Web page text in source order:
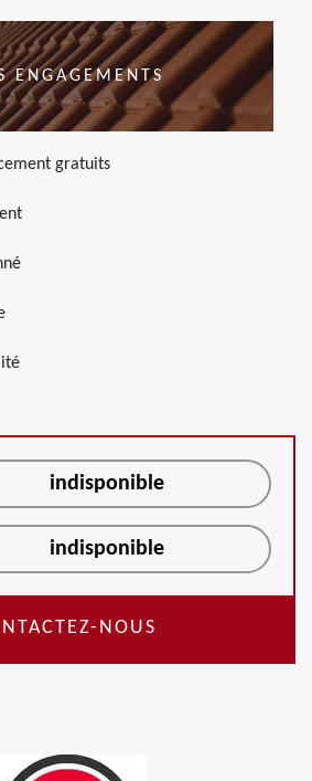
ENGAGEMENTS
gratuits
indisponible
indisponible
NOUS